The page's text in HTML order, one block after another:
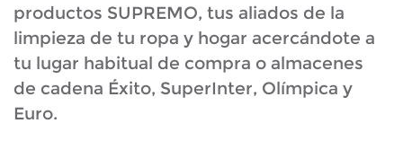
productos SUPREMO, tus aliados de la
limpieza de tu ropa y hogar acercándote a
tu lugar habitual de compra o almacenes
de cadena Éxito, SuperInter, Olímpica y
Euro.